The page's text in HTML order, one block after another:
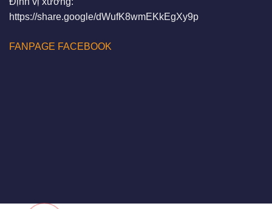
https://share.google/dWufK8wmEKkEgXy9p
FANPAGE FACEBOOK